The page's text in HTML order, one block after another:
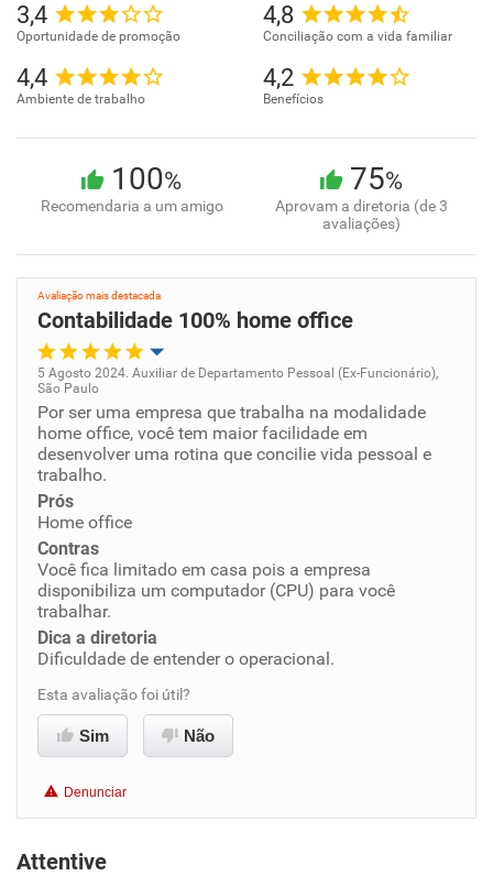
3,4
Oportunidade de promoção
4,8
Conciliação com a vida familiar
4,4
Ambiente de trabalho
4,2
Benefícios
100%
Recomendaria a um amigo
75%
Aprovam a diretoria (de 3
avaliações)
Avaliação mais destacada
Contabilidade 100% home office
Oportunidade de promoção
Ambiente de trabalho
Conciliação com a vida familiar
Benefícios
Recomenda esta empresa
Não recomenda a diretoria
5 Agosto 2024. Auxiliar de Departamento Pessoal (Ex-Funcionário),
São Paulo
Por ser uma empresa que trabalha na modalidade
home office, você tem maior facilidade em
desenvolver uma rotina que concilie vida pessoal e
trabalho.
Prós
Home office
Contras
Você fica limitado em casa pois a empresa
disponibiliza um computador (CPU) para você
trabalhar.
Dica a diretoria
Dificuldade de entender o operacional.
Esta avaliação foi útil?
Sim Não
Denunciar
Attentive